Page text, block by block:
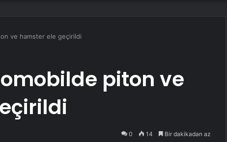
ve hamster ele geçirildi
piton ve
0 14 Bir dakikadan az